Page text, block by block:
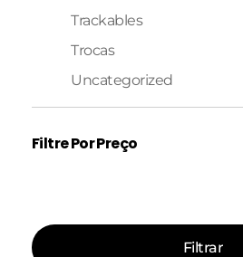
Trackables
Trocas
Uncategorized
Filtre Por Preço
Filtrar